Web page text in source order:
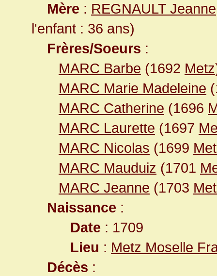
Mère : REGNAULT Jeanne
l'enfant : 36 ans)
Frères/Soeurs :
MARC Barbe (1692 Metz
MARC Marie Madeleine
MARC Catherine (1696
MARC Laurette (1697
MARC Nicolas (1699
MARC Mauduiz (1701
MARC Jeanne (1703
Naissance :
Date : 1709
Lieu : Metz Moselle
Décès :